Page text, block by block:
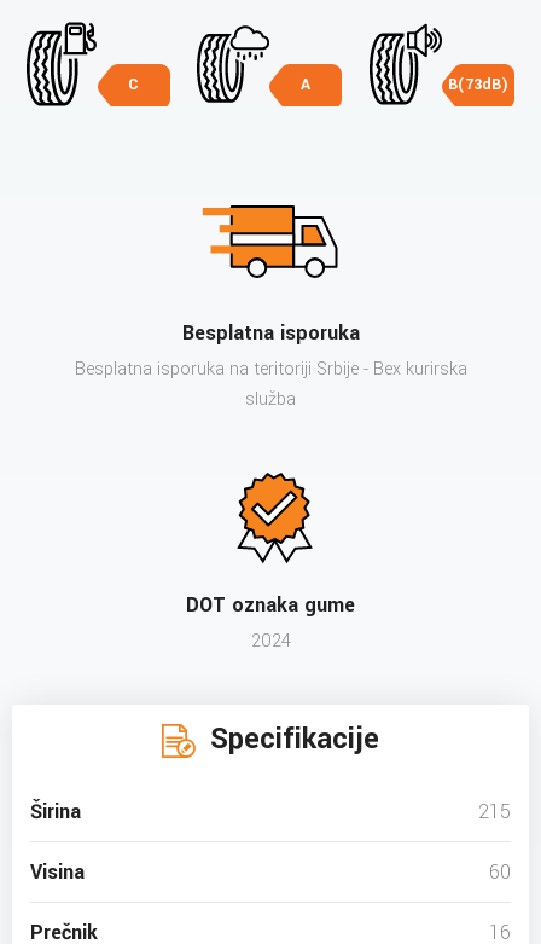
C A B(73dB)
Besplatna isporuka
Besplatna isporuka na teritoriji Srbije - Bex kurirska
služba
DOT oznaka gume
2024
Specifikacije
Širina 215
Visina 60
Prečnik 16